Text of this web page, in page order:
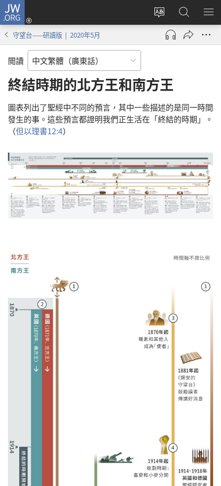
JW.ORG
更
改
網
言
登
錄
（開
窗）
搜
尋
JW.ORG
顯
守望台——研讀版 | 2020年5月
閲讀
終結時期的北方王和南方王
圖表列出了聖經中不同的預言，其中一些描述的是同一時間
發生的事。這些預言都證明我們正生活在「終結的時期」。
（但以理書12:4）